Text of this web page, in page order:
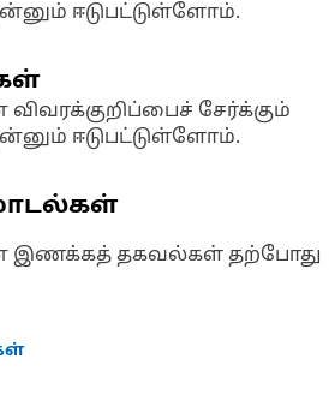
ஈடுபட்டுள்ளோம்.
சேர்க்கும்
ஈடுபட்டுள்ளோம்.
இணக்கத் தகவல்கள் தற்போது